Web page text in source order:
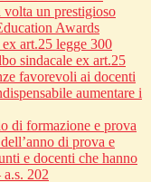
volta un prestigioso
Awards
art.25 legge 300
sindacale ex art.25
favorevoli ai docenti
aumentare i
di formazione e prova
di prova e
e docenti che hanno
202